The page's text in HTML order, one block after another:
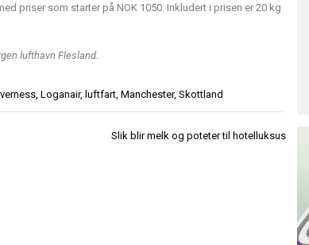
priser som starter på NOK 1050. Inkludert i prisen er 20 kg
lufthavn Flesland.
Loganair, luftfart Manchester, Skottland
Slik blir melk og poteter til hotelluksus